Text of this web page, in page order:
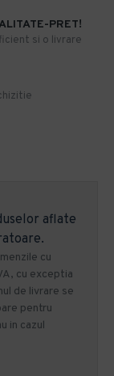
PRET!
si o livrare
aflate
cu
cu exceptia
de livrare se
pentru
in cazul